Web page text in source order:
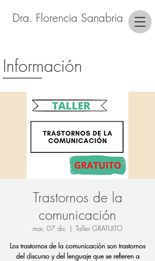
Dra. Florencia Sanabria
Información
Trastornos de la
comunicación
mar, 07 dic
  |
Taller GRATUITO
Los trastornos de la comunicación son trastornos
del discurso y del lenguaje que se refieren a